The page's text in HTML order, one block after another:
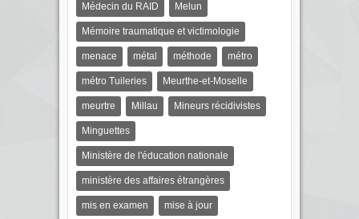
Médecin du RAID Melun
Mémoire traumatique et victimologie
menace métal méthode métro
métro Tuileries Meurthe-et-Moselle
meurtre Millau Mineurs récidivistes
Minguettes
Ministère de l'éducation nationale
ministère des affaires étrangères
mis en examen mise à jour